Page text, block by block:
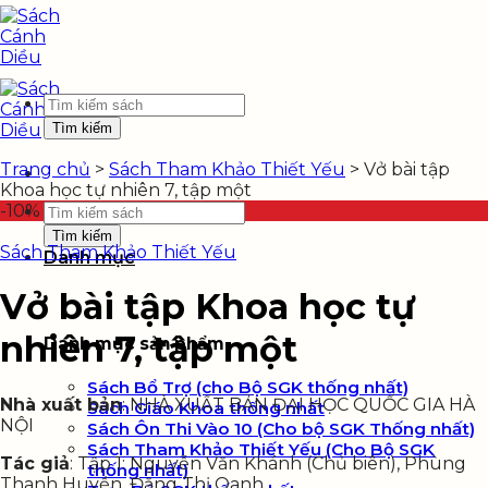
Skip
to
content
Tìm
kiếm:
Danh mục
Danh mục sản phẩm
Sách Bổ Trợ (cho Bộ SGK thống nhất)
Sách Giáo Khoa thống nhất
Sách Ôn Thi Vào 10 (Cho bộ SGK Thống nhất)
Sách Tham Khảo Thiết Yếu (Cho Bộ SGK
thống nhất)
Tìm
kiếm:
Trang chủ > Sách Tham Khảo Thiết Yếu > Vở bài tập
Khoa học tự nhiên 7, tập một
-10%
Sách Tham Khảo Thiết Yếu
Vở bài tập Khoa học tự
nhiên 7, tập một
Nhà xuất bản: NHÀ XUẤT BẢN ĐẠI HỌC QUỐC GIA HÀ
NỘI
Tác giả: Tập 1: Nguyễn Văn Khánh (Chủ biên), Phùng